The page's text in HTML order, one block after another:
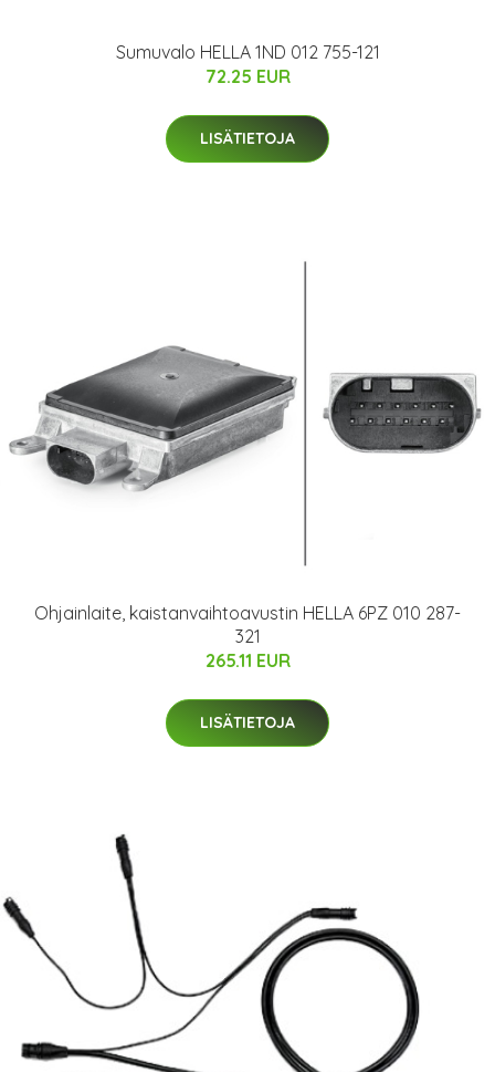
Sumuvalo HELLA 1ND 012 755-121
72.25 EUR
LISÄTIETOJA
Ohjainlaite, kaistanvaihtoavustin HELLA 6PZ 010 287-
321
265.11 EUR
LISÄTIETOJA